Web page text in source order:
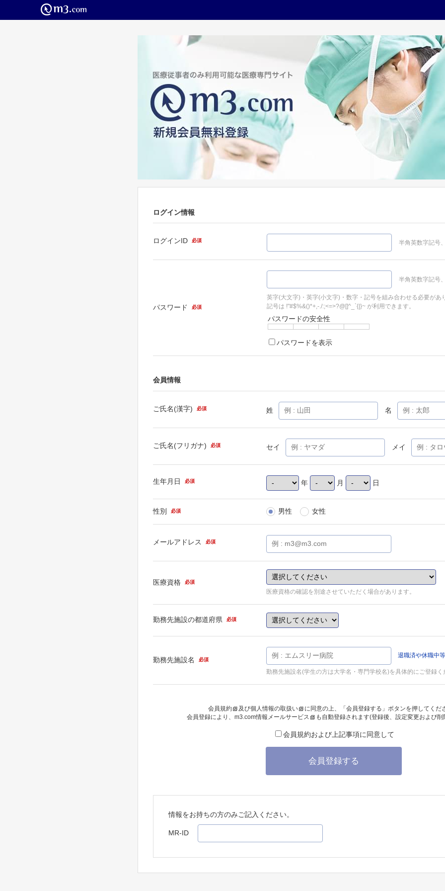
ログイン情報
ログインID 必須 半角英数字記号
パスワード 必須
半角英数字記号
英字(大文字)・英字(小文字)・数字・記号を組み合わせる必要があ
記号は !"#$%&()*+,-./:;<=>?@[]^_`{|}~ が利用できます。
パスワードの安全性
パスワードを表示
会員情報
ご氏名(漢字) 必須 姓 名
ご氏名(フリガナ) 必須 セイ メイ
生年月日 必須 年 月 日
性別 必須 男性 女性
メールアドレス 必須
医療資格 必須
医療資格の確認を別途させていただく場合があります。
勤務先施設の都道府県 必須
勤務先施設名 必須
退職済や休職中
勤務先施設名(学生の方は大学名・専門学校名)を具体的にご登録く
会員規約 及び個人情報の取扱い
に同意の上、「会員登録する」ボタンを押してくだ
会員登録により、 m3.com情報メールサービス も自動登録されます(登録後、設定変更および
会員規約および上記事項に同意して
会員登録する
情報をお持ちの方のみご記入ください。
MR-ID